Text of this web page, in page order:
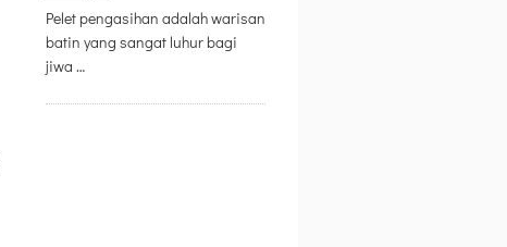
Pelet pengasihan adalah warisan
batin yang sangat luhur bagi
jiwa …